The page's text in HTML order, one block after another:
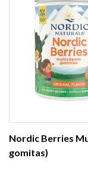
Nordic Berries
gomitas)